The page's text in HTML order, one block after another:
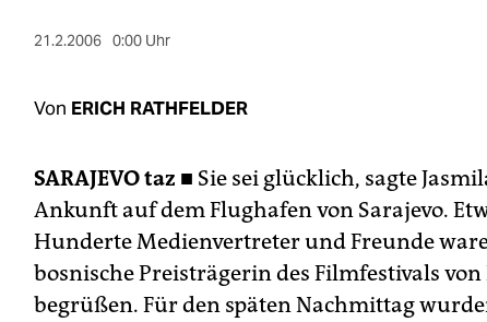
21.2.2006 0:00 Uhr
Von ERICH RATHFELDER
SARAJEVOtaz ■ Sie sei glücklich, sagte
Ankunft auf dem Flughafen von Sarajevo.
Hunderte Medienvertreter und Freunde
bosnische Preisträgerin des Filmfestivals
begrüßen. Für den späten Nachmittag